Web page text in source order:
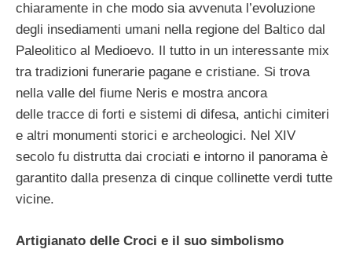
chiaramente in che modo sia avvenuta l’evoluzione
degli insediamenti umani nella regione del Baltico dal
Paleolitico al Medioevo. Il tutto in un interessante mix
tra tradizioni funerarie pagane e cristiane. Si trova
nella valle del fiume Neris e mostra ancora
delle tracce di forti e sistemi di difesa, antichi cimiteri
e altri monumenti storici e archeologici. Nel XIV
secolo fu distrutta dai crociati e intorno il panorama è
garantito dalla presenza di cinque collinette verdi tutte
vicine.
Artigianato delle Croci e il suo simbolismo